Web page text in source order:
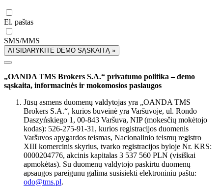
El. paštas
SMS/MMS
ATSIDARYKITE DEMO SĄSKAITĄ »
„OANDA TMS Brokers S.A.“ privatumo politika – demo
sąskaita, informacinės ir mokomosios paslaugos
Jūsų asmens duomenų valdytojas yra „OANDA TMS
Brokers S.A.“, kurios buveinė yra Varšuvoje, ul. Rondo
Daszyńskiego 1, 00-843 Varšuva, NIP (mokesčių mokėtojo
kodas): 526-275-91-31, kurios registracijos duomenis
Varšuvos apygardos teismas, Nacionalinio teismų registro
XIII komercinis skyrius, tvarko registracijos byloje Nr. KRS:
0000204776, akcinis kapitalas 3 537 560 PLN (visiškai
apmokėtas). Su duomenų valdytojo paskirtu duomenų
apsaugos pareigūnu galima susisiekti elektroniniu paštu:
odo@tms.pl.